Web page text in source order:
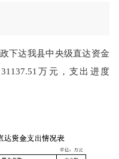
达我县中央级直达资金
万元，支出进度